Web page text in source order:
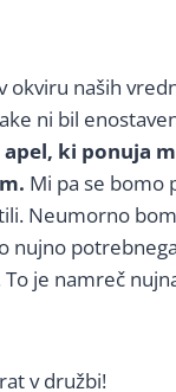
okviru naših
ni bil
ki ponuja
Mi pa se bomo
Neumorno
nujno
je namreč
v družbi!